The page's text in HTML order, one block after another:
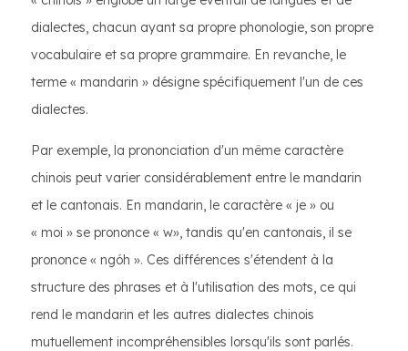
dialectes, chacun ayant sa propre phonologie, son propre
vocabulaire et sa propre grammaire. En revanche, le
terme « mandarin » désigne spécifiquement l'un de ces
dialectes.
Par exemple, la prononciation d'un même caractère
chinois peut varier considérablement entre le mandarin
et le cantonais. En mandarin, le caractère « je » ou
« moi » se prononce « w», tandis qu'en cantonais, il se
prononce « ngóh ». Ces différences s'étendent à la
structure des phrases et à l'utilisation des mots, ce qui
rend le mandarin et les autres dialectes chinois
mutuellement incompréhensibles lorsqu'ils sont parlés.